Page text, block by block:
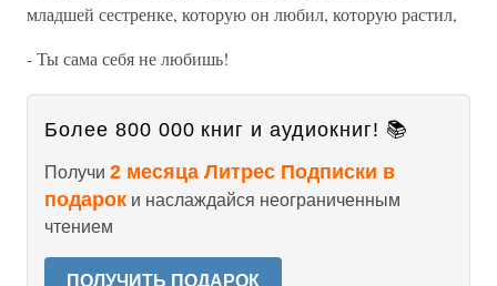
младшей сестренке, которую он любил, которую растил,
- Ты сама себя не любишь!
Более 800 000 книг и аудиокниг! 📚
Получи 2 месяца Литрес Подписки в
подарок и наслаждайся неограниченным
чтением
ПОЛУЧИТЬ ПОДАРОК